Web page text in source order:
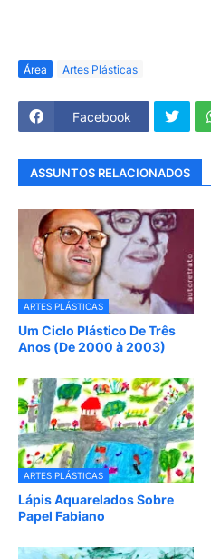
Área Artes Plásticas
Facebook
ASSUNTOS RELACIONADOS
ARTES PLÁSTICAS
Um Ciclo Plástico De Três
Anos (De 2000 à 2003)
ARTES PLÁSTICAS
Lápis Aquarelados Sobre
Papel Fabiano